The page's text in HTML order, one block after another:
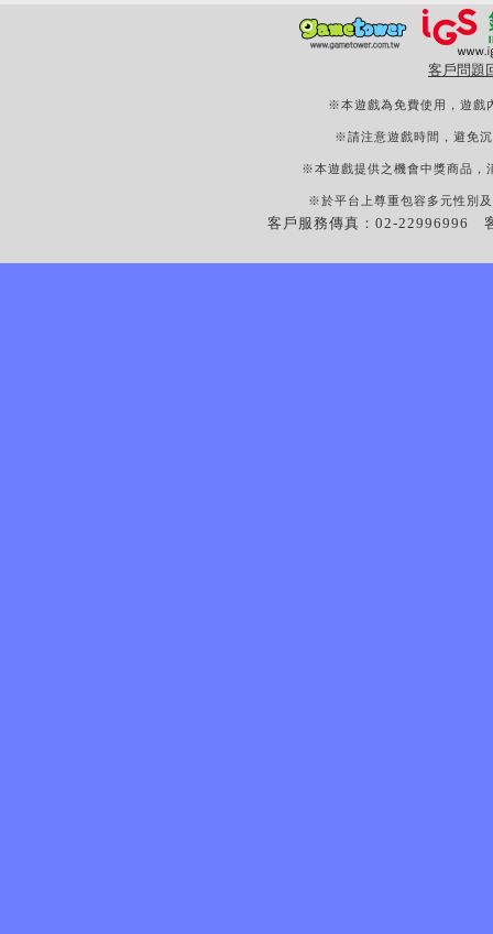
客戶問題
※本遊戲為免費使用，遊戲
※請注意遊戲時間，避免
※本遊戲提供之機會中獎商品，
※於平台上尊重包容多元性別
客戶服務傳真：02-22996996